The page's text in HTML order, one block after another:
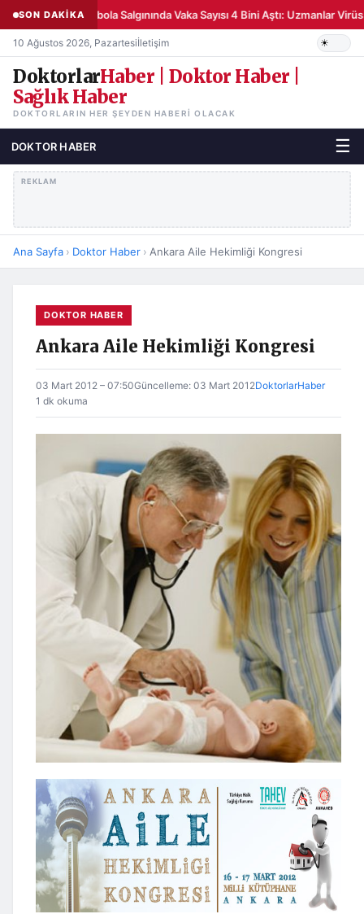
SON DAKİKA Ebola Salgınında Vaka Sayısı 4 Bini Aştı: Uzmanlar
10 Ağustos 2026, Pazartesiİletişim
DoktorlarHaber | Doktor Haber |
Sağlık Haber
DOKTORLARIN HER ŞEYDEN HABERI OLACAK
DOKTOR HABER ☰
REKLAM
Ana Sayfa › Doktor Haber › Ankara Aile Hekimliği Kongresi
DOKTOR HABER
Ankara Aile Hekimliği Kongresi
03 Mart 2012 – 07:50Güncelleme: 03 Mart 2012DoktorlarHaber
1 dk okuma